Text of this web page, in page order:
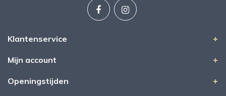
Klantenservice
Mijn account
Openingstijden